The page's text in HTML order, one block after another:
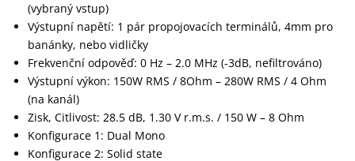
(vybraný vstup)
Výstupní napětí: 1 pár propojovacích terminálů, 4mm pro
banánky, nebo vidličky
Frekvenční odpověď: 0 Hz – 2.0 MHz (-3dB, nefiltrováno)
Výstupní výkon: 150W RMS / 8Ohm – 280W RMS / 4 Ohm
(na kanál)
Zisk, Citlivost: 28.5 dB, 1.30 V r.m.s. / 150 W – 8 Ohm
Konfigurace 1: Dual Mono
Konfigurace 2: Solid state